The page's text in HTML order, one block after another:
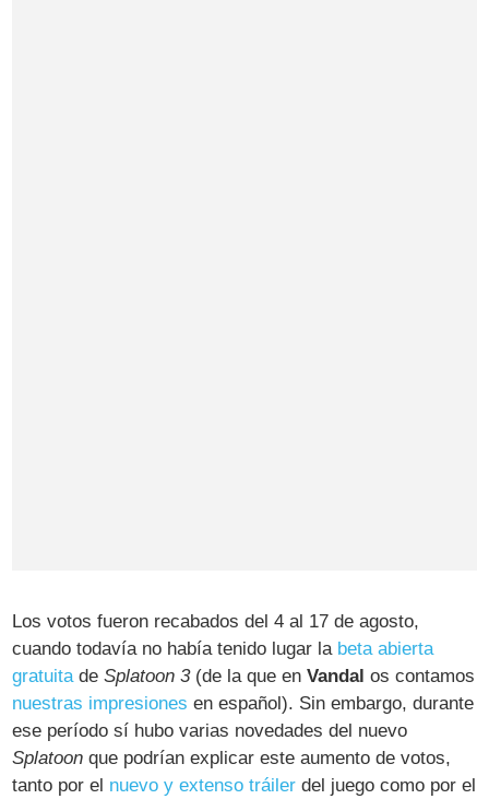
Los votos fueron recabados del 4 al 17 de agosto,
cuando todavía no había tenido lugar la beta abierta
gratuita deSplatoon 3(de la que enVandal os contamos
nuestras impresiones en español). Sin embargo, durante
ese período sí hubo varias novedades del nuevo
Splatoon que podrían explicar este aumento de votos,
tanto por el nuevo y extenso tráiler del juego como por el